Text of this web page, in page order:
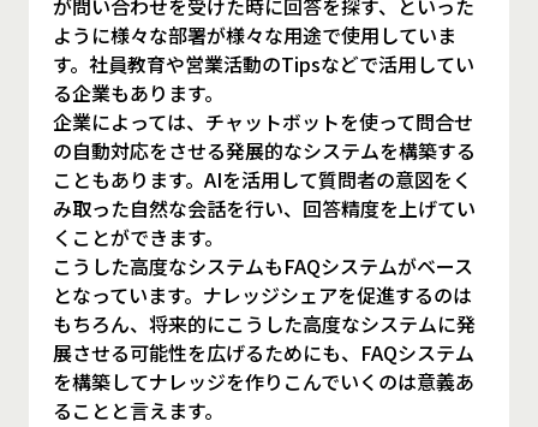
が問い合わせを受けた時に回答を探す、といった
ように様々な部署が様々な用途で使用していま
す。社員教育や営業活動のTipsなどで活用してい
る企業もあります。
企業によっては、チャットボットを使って問合せ
の自動対応をさせる発展的なシステムを構築する
こともあります。AIを活用して質問者の意図をく
み取った自然な会話を行い、回答精度を上げてい
くことができます。
こうした高度なシステムもFAQシステムがベース
となっています。ナレッジシェアを促進するのは
もちろん、将来的にこうした高度なシステムに発
展させる可能性を広げるためにも、FAQシステム
を構築してナレッジを作りこんでいくのは意義あ
ることと言えます。